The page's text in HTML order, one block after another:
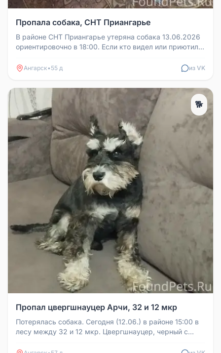
Пропала собака, СНТ Приангарье
В районе СНТ Приангарье утеряна собака 13.06.2026
ориентировочно в 18:00. Если кто видел или приютил,
Ангарск• 55 д из VK
🐕
Пропал цвергшнауцер Арчи, 32 и 12 мкр
Потерялась собака. Сегодня (12.06.) в районе 15:00 в
лесу между 32 и 12 мкр. Цвергшнауцер, черный с